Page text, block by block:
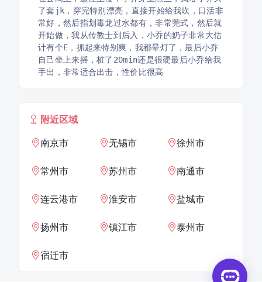
了套jk，穿完特别漂亮，直接开始给我吹，口活非
常好，然后指划毒龙过水都有，非常莞式，然后就
开始做，我从传教士到后入，小乔的奶子非常大估
计有个E，抓起来特别爽，我都晕灯了，最后小乔
自己坐上来摇，桩了20min还是很硬最后小乔给我
手出，非常适合出击，性价比很高
附近区域
南京市
无锡市 徐州市
常州市 苏州市 南通市
连云港市 淮安市 盐城市
扬州市 镇江市 泰州市
宿迁市